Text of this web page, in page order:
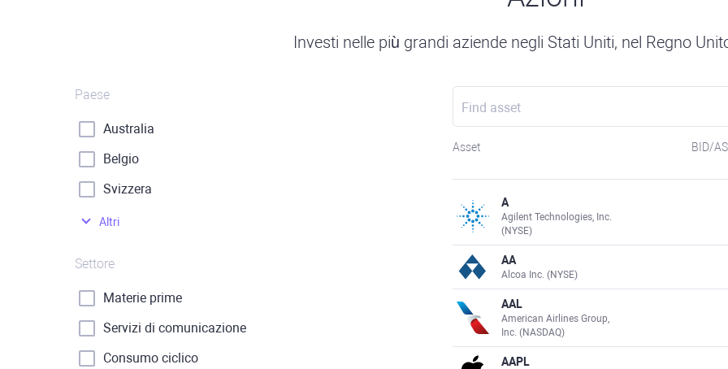
Investi nelle più grandi aziende negli Stati Uniti, nel Regno
Asset BID/
A
Agilent Technologies, Inc.
(NYSE)
AA
Alcoa Inc. (NYSE)
AAL
American Airlines Group,
Inc. (NASDAQ)
AAPL
Paese
Australia
Belgio
Svizzera
Altri
Settore
Materie prime
Servizi di comunicazione
Consumo ciclico